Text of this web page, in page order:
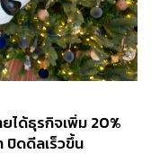
ได้ธุรกิจเพิ่ม 20%
ปิดดีลเร็วขึ้น